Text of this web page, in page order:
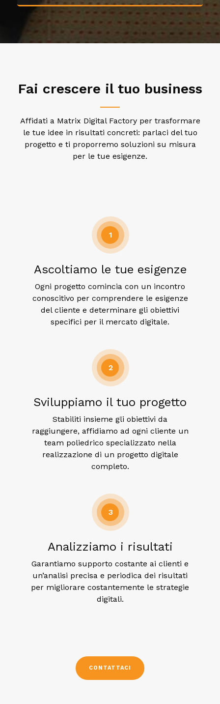
Fai crescere il tuo business
Affidati a Matrix Digital Factory per trasformare
le tue idee in risultati concreti: parlaci del tuo
progetto e ti proporremo soluzioni su misura
per le tue esigenze.
1
Ascoltiamo le tue esigenze
Ogni progetto comincia con un incontro
conoscitivo per comprendere le esigenze
del cliente e determinare gli obiettivi
specifici per il mercato digitale.
2
Sviluppiamo il tuo progetto
Stabiliti insieme gli obiettivi da
raggiungere, affidiamo ad ogni cliente un
team poliedrico specializzato nella
realizzazione di un progetto digitale
completo.
3
Analizziamo i risultati
Garantiamo supporto costante ai clienti e
un’analisi precisa e periodica dei risultati
per migliorare costantemente le strategie
digitali.
CONTATTACI